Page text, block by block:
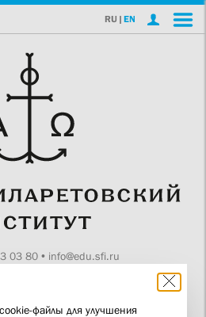
RU | EN
03 80• info@edu.sfi.ru
файлы для улучшения